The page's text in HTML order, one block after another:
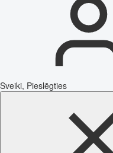
Sveiki, Pieslēgties